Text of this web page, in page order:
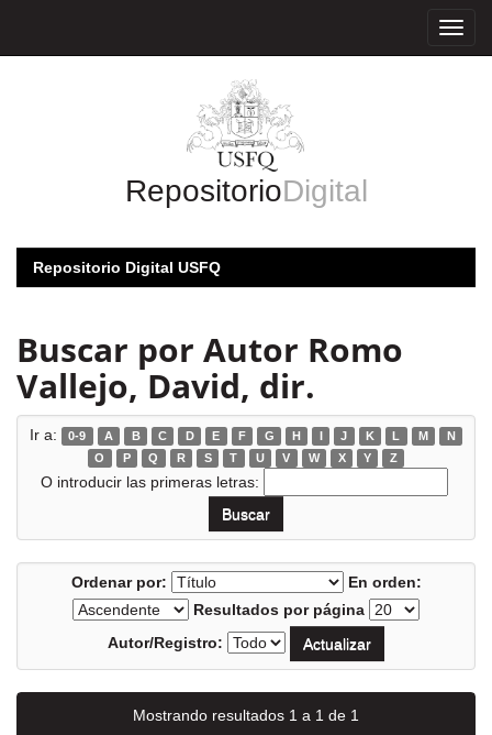
RepositorioDigital
Repositorio Digital USFQ
Buscar por Autor Romo
Vallejo, David, dir.
Ir a: 0-9 A B C D E F G H I J K L M
N
O
P Q R S T U V W X Y Z
O introducir las primeras letras:
Ordenar por:
En orden:
Resultados por página
Autor/Registro:
Mostrando resultados 1 a 1 de 1